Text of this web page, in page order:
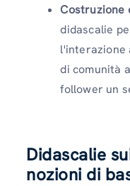
Costruzione
didascalie
l'interazione
di comunità
follower un
Didascalie
nozioni di